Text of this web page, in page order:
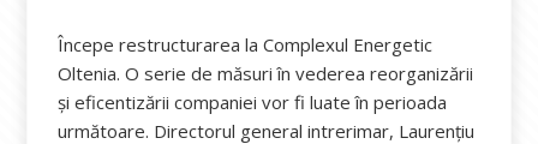
Începe restructurarea la Complexul Energetic
Oltenia. O serie de măsuri în vederea reorganizării
și eficentizării companiei vor fi luate în perioada
următoare. Directorul general intrerimar, Laurențiu